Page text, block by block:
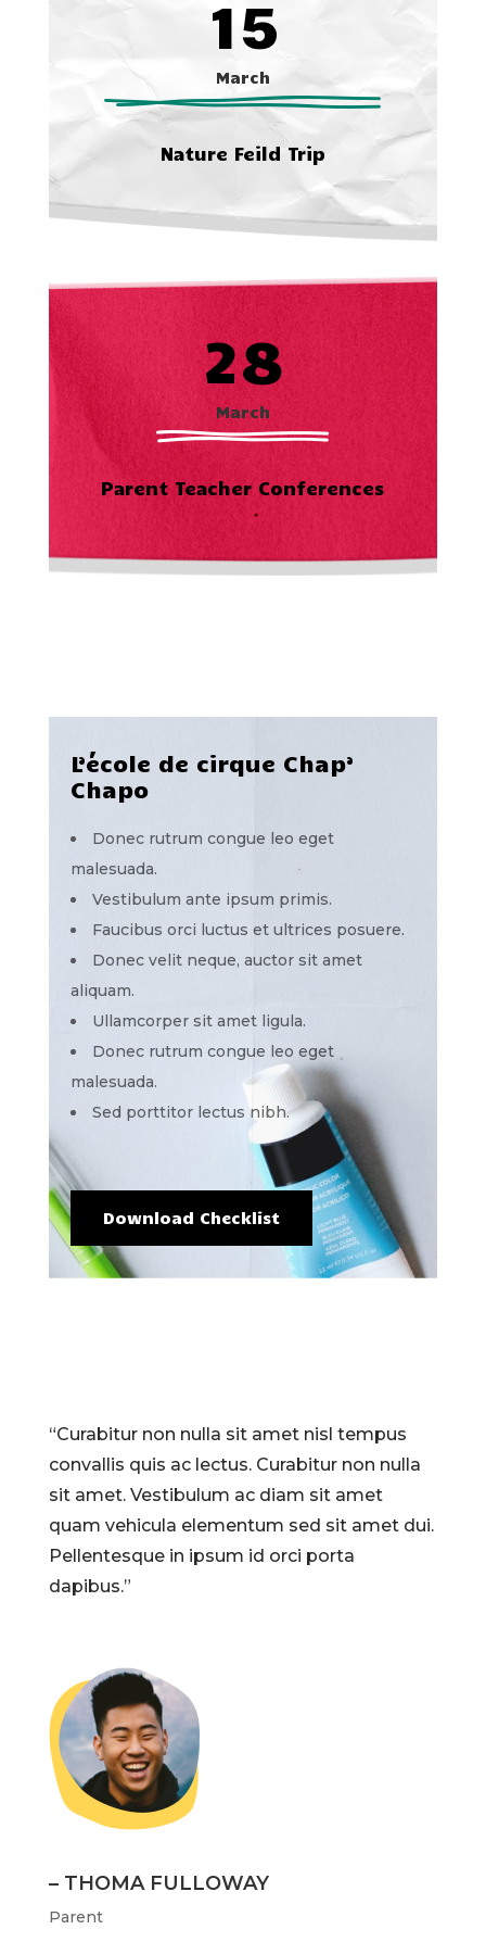
15
March
Nature Feild Trip
28
March
Parent Teacher Conferences
L’école de cirque Chap’
Chapo
Donec rutrum congue leo eget
malesuada.
Vestibulum ante ipsum primis.
Faucibus orci luctus et ultrices posuere.
Donec velit neque, auctor sit amet
aliquam.
Ullamcorper sit amet ligula.
Donec rutrum congue leo eget
malesuada.
Sed porttitor lectus nibh.
Download Checklist
“Curabitur non nulla sit amet nisl tempus
convallis quis ac lectus. Curabitur non nulla
sit amet. Vestibulum ac diam sit amet
quam vehicula elementum sed sit amet dui.
Pellentesque in ipsum id orci porta
dapibus.”
– THOMA FULLOWAY
Parent